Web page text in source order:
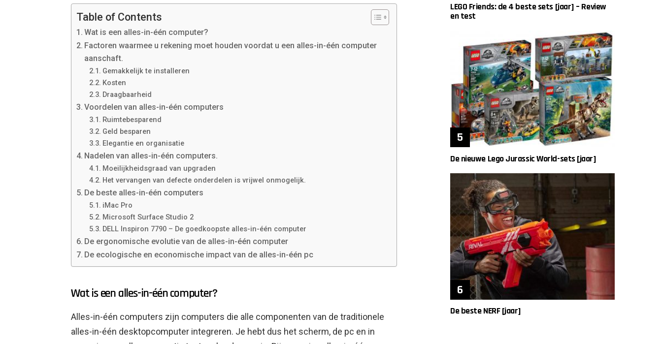
Table of Contents
Wat is een alles-in-één computer?
Factoren waarmee u rekening moet houden voordat u een alles-in-één computer
aanschaft.
Gemakkelijk te installeren
Kosten
Draagbaarheid
Voordelen van alles-in-één computers
Ruimtebesparend
Geld besparen
Elegantie en organisatie
Nadelen van alles-in-één computers.
Moeilijkheidsgraad van upgraden
Het vervangen van defecte onderdelen is vrijwel onmogelijk.
De beste alles-in-één computers
iMac Pro
Microsoft Surface Studio 2
DELL Inspiron 7790 – De goedkoopste alles-in-één computer
De ergonomische evolutie van de alles-in-één computer
De ecologische en economische impact van de alles-in-één pc
Wat is een alles-in-één computer?
Alles-in-één computers zijn computers die alle componenten van de traditionele
alles-in-één desktopcomputer integreren. Je hebt dus het scherm, de pc en in
LEGO Friends: de 4 beste sets [jaar] – Review
en test
De nieuwe Lego Jurassic World-sets [jaar]
De beste NERF [jaar]